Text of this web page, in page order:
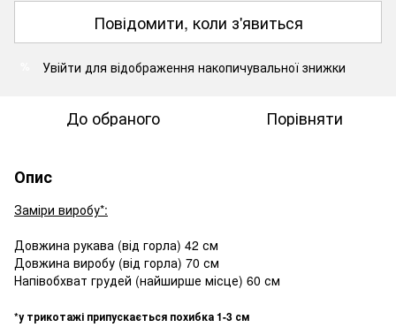
Повідомити, коли з'явиться
Увійти для відображення накопичувальної знижки
До обраного Порівняти
Опис
Заміри виробу*:
Довжина рукава (від горла) 42 см
Довжина виробу (від горла) 70 см
Напівобхват грудей (найширше місце) 60 см
*у трикотажі припускається похибка 1-3 см